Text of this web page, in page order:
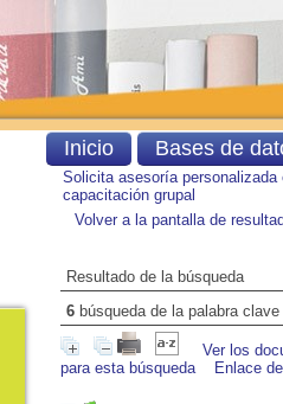
Solicita asesoría personalizada
capacitación grupal
Volver a la pantalla de
Resultado de la búsqueda
6 búsqueda de la palabra clave
Ver los
para esta búsqueda
Enlace
Inicio Bases de